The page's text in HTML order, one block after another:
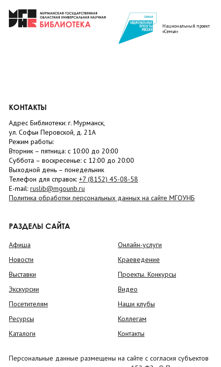
Национальный проект
«Семья»
КОНТАКТЫ
Адрес Библиотеки: г. Мурманск,
ул. Софьи Перовской, д. 21А
Режим работы:
Вторник – пятница: с 10:00 до 20:00
Суббота – воскресенье: c 12:00 до 20:00
Выходной день – понедельник
Телефон для справок: +7 (8152) 45-08-58
E-mail: ruslib@mgounb.ru
Политика обработки персональных данных на сайте МГОУНБ
РАЗДЕЛЫ САЙТА
Афиша
Новости
Выставки
Экскурсии
Посетителям
Ресурсы
Каталоги
Онлайн-услуги
Краеведение
Проекты. Конкурсы
Видео
Наши клубы
Коллегам
Контакты
Персональные данные размещены на сайте с согласия субъектов